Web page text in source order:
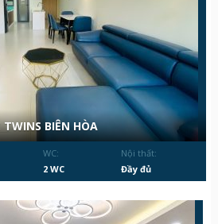
BIÊN HÒA
WC:
2 WC
Nội thất:
Đầy đủ